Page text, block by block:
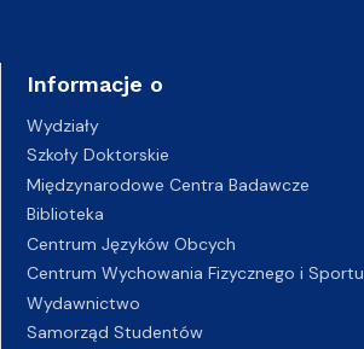
Informacje o
Wydziały
Szkoły Doktorskie
Międzynarodowe Centra Badawcze
Biblioteka
Centrum Języków Obcych
Centrum Wychowania Fizycznego i Sportu
Wydawnictwo
Samorząd Studentów